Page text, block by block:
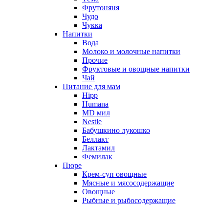
Фрутоняня
Чудо
Чукка
Напитки
Вода
Молоко и молочные напитки
Прочие
Фруктовые и овощные напитки
Чай
Питание для мам
Hipp
Humana
MD мил
Nestle
Бабушкино лукошко
Беллакт
Лактамил
Фемилак
Пюре
Крем-суп овощные
Мясные и мясосодержащие
Овощные
Рыбные и рыбосодержащие